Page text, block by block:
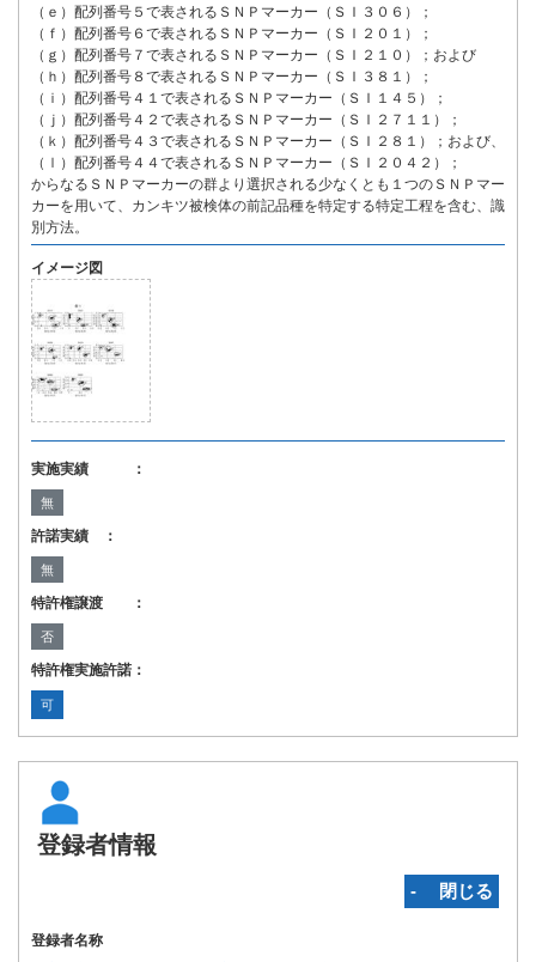
（ｅ）配列番号５で表されるＳＮＰマーカー（ＳＩ３０６）；
（ｆ）配列番号６で表されるＳＮＰマーカー（ＳＩ２０１）；
（ｇ）配列番号７で表されるＳＮＰマーカー（ＳＩ２１０）；および
（ｈ）配列番号８で表されるＳＮＰマーカー（ＳＩ３８１）；
（ｉ）配列番号４１で表されるＳＮＰマーカー（ＳＩ１４５）；
（ｊ）配列番号４２で表されるＳＮＰマーカー（ＳＩ２７１１）；
（ｋ）配列番号４３で表されるＳＮＰマーカー（ＳＩ２８１）；および、
（ｌ）配列番号４４で表されるＳＮＰマーカー（ＳＩ２０４２）；
からなるＳＮＰマーカーの群より選択される少なくとも１つのＳＮＰマー
カーを用いて、カンキツ被検体の前記品種を特定する特定工程を含む、識
別方法。
イメージ図
実施実績 ：
無
許諾実績 ：
無
特許権譲渡 ：
否
特許権実施許諾：
可
登録者情報
‐ 閉じる
登録者名称